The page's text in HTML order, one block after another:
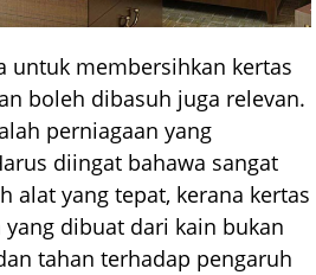
untuk membersihkan kertas
boleh dibasuh juga relevan.
perniagaan yang
diingat bahawa sangat
alat yang tepat, kerana kertas
dibuat dari kain bukan
tahan terhadap pengaruh